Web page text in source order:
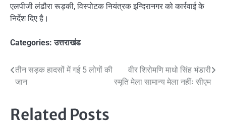
एलपीजी लंढौरा रूड़की, विस्पोटक नियंत्रक इन्दिरानगर को कार्रवाई के
निर्देश दिए है।
Categories:उत्तराखंड
Post
तीन सड़क हादसों में गई 5 लोगों की
जान
वीर शिरोमणि माधो सिंह भंडारी
स्मृति मेला सामान्य मेला नहींः सीएम
Related Posts